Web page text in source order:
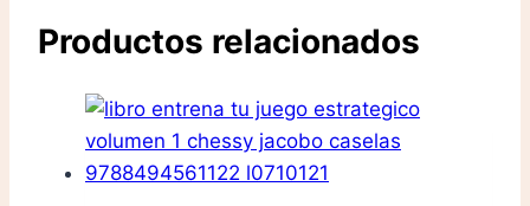
Productos relacionados